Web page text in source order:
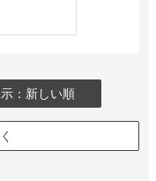
：新しい順